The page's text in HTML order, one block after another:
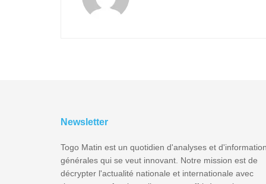
Newsletter
Togo Matin est un quotidien d'analyses et
générales qui se veut innovant. Notre mission est de
décrypter l'actualité nationale et internationale avec